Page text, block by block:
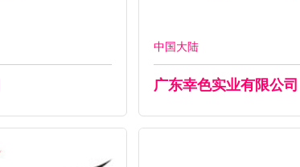
中国大陆
广东幸色实业有限公司